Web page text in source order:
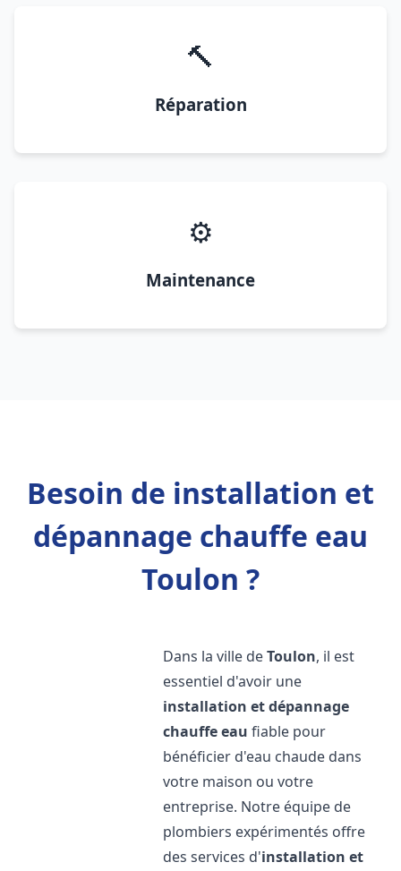
🔨
Réparation
⚙️
Maintenance
Besoin de installation et
dépannage chauffe eau
Toulon ?
Dans la ville deToulon, il est
essentiel d'avoir une
installation et dépannage
chauffe eau fiable pour
bénéficier d'eau chaude dans
votre maison ou votre
entreprise. Notre équipe de
plombiers expérimentés offre
des services d'installation et